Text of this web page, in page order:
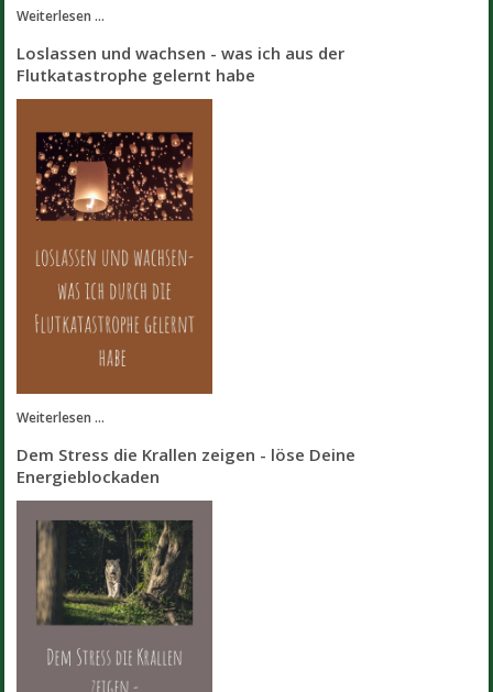
Weiterlesen ...
Loslassen und wachsen - was ich aus der
Flutkatastrophe gelernt habe
Weiterlesen ...
Dem Stress die Krallen zeigen - löse Deine
Energieblockaden